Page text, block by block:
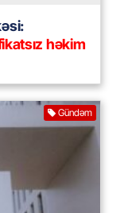
həkim
Gündəm